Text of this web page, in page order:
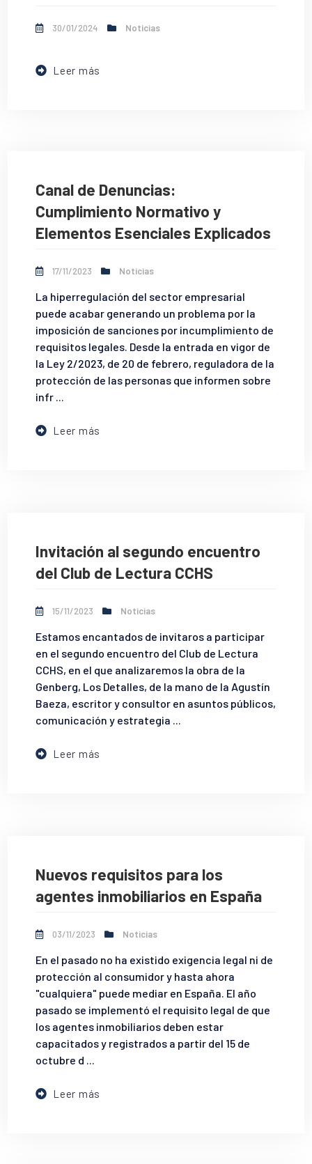
30/01/2024 Noticias
Leer más
Canal de Denuncias:
Cumplimiento Normativo y
Elementos Esenciales Explicados
17/11/2023 Noticias
La hiperregulación del sector empresarial
puede acabar generando un problema por la
imposición de sanciones por incumplimiento de
requisitos legales. Desde la entrada en vigor de
la Ley 2/2023, de 20 de febrero, reguladora de la
protección de las personas que informen sobre
infr ...
Leer más
Invitación al segundo encuentro
del Club de Lectura CCHS
15/11/2023 Noticias
Estamos encantados de invitaros a participar
en el segundo encuentro del Club de Lectura
CCHS, en el que analizaremos la obra de Ia
Genberg, Los Detalles, de la mano de la Agustín
Baeza, escritor y consultor en asuntos públicos,
comunicación y estrategia ...
Leer más
Nuevos requisitos para los
agentes inmobiliarios en España
03/11/2023 Noticias
En el pasado no ha existido exigencia legal ni de
protección al consumidor y hasta ahora
"cualquiera" puede mediar en España. El año
pasado se implementó el requisito legal de que
los agentes inmobiliarios deben estar
capacitados y registrados a partir del 15 de
octubre d ...
Leer más